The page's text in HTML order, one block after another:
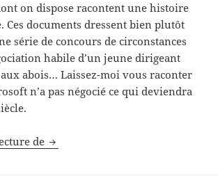
on dispose racontent une histoire
Ces documents dressent bien plutôt
série de concours de circonstances
habile d’un jeune dirigeant
aux abois… Laissez-moi vous raconter
n’a pas négocié ce qui deviendra
de Comment Microsoft n’a pas